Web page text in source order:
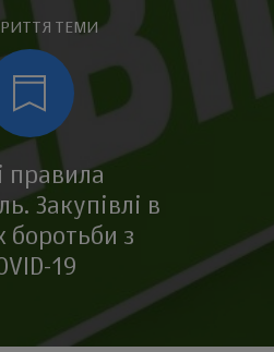
ТЕМИ
правила
Закупівлі в
боротьби з
19